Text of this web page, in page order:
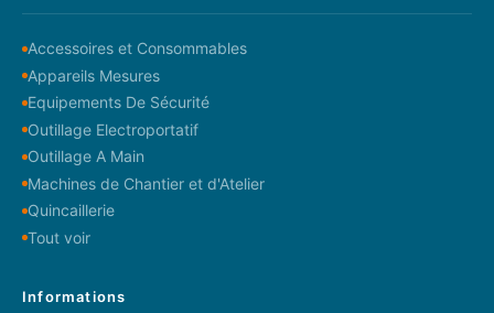
Accessoires et Consommables
Appareils Mesures
Equipements De Sécurité
Outillage Electroportatif
Outillage A Main
Machines de Chantier et d'Atelier
Quincaillerie
Tout voir
Informations